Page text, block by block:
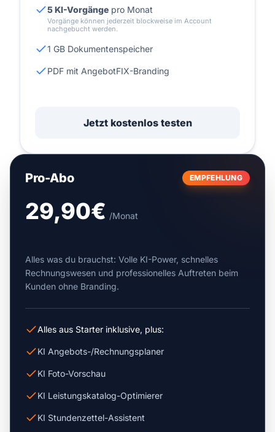
5 KI-Vorgänge pro Monat
Vorgänge können jederzeit blockweise im Account
nachgebucht werden.
1 GB Dokumentenspeicher
PDF mit AngebotFIX-Branding
Jetzt kostenlos testen
Pro-Abo EMPFEHLUNG
29,90€ /Monat
Alles was du brauchst: Volle KI-Power, schnelles
Rechnungswesen und professionelles Auftreten beim
Kunden ohne Branding.
Alles aus Starter inklusive, plus:
KI Angebots-/Rechnungsplaner
KI Foto-Vorschau
KI Leistungskatalog-Optimierer
KI Stundenzettel-Assistent